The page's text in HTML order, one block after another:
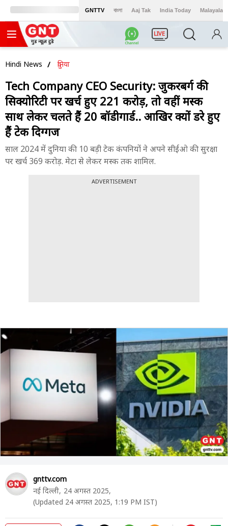
GNTTV বাংলা Aaj Tak India Today Malayalam
LIVE
Hindi News दुनिया
Tech Company CEO Security: जुकरबर्ग की
सिक्योरिटी पर खर्च हुए 221 करोड़, तो वहीं मस्क
साथ लेकर चलते हैं 20 बॉडीगार्ड.. आखिर क्यों डरे हुए
हैं टेक दिग्गज
साल 2024 में दुनिया की 10 बड़ी टेक कंपनियों ने अपने सीईओ की सुरक्षा
पर खर्च 369 करोड़. मेटा से लेकर मस्क तक शामिल.
ADVERTISEMENT
gnttv.com
नई दिल्ली, 24 अगस्त 2025,
(Updated 24 अगस्त 2025, 1:19 PM IST)